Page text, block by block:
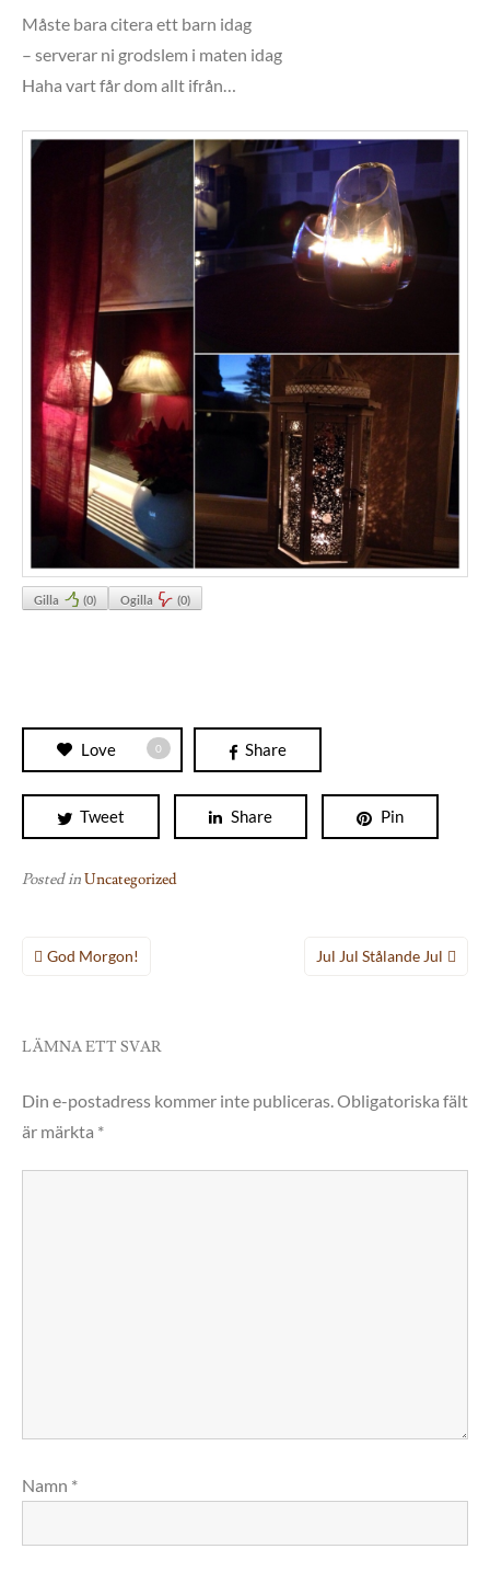
Måste bara citera ett barn idag
– serverar ni grodslem i maten idag
Haha vart får dom allt ifrån…
Gilla (0) Ogilla (0)
Love 0 Share
Tweet Share Pin
Posted inUncategorized
Inläggsnavigering
God Morgon! Jul Jul Stålande Jul
LÄMNA ETT SVAR
Din e-postadress kommer inte publiceras.Obligatoriska fält
är märkta *
Namn *